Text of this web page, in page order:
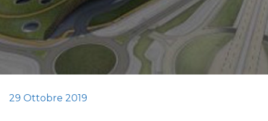
29 Ottobre 2019